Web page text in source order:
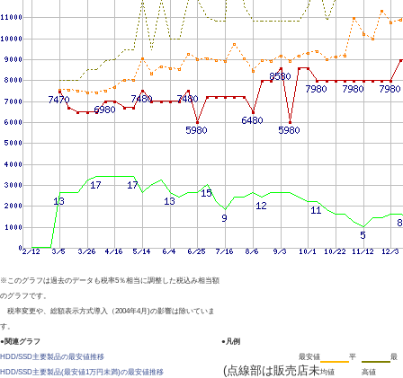
※このグラフは過去のデータも税率5％相当に調整した税込み相当額
のグラフです。
税率変更や、総額表示方式導入（2004年4月)の影響は除いていま
す。
●関連グラフ
HDD/SSD主要製品の最安値推移
HDD/SSD主要製品(最安値1万円未満)の最安値推移
●凡例
最安値
(点線部は販売店未
平
均値
最
高値